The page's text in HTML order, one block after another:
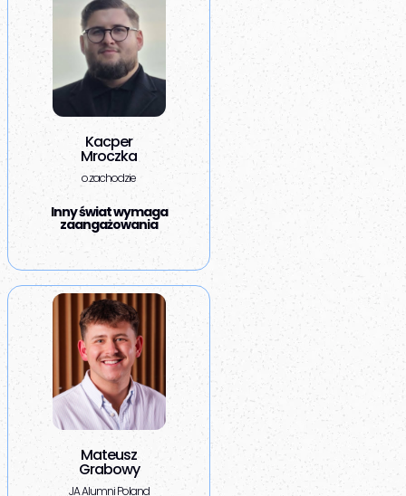
Kacper
Mroczka
o.zachodzie
Inny świat wymaga
zaangażowania
Mateusz
Grabowy
JA Alumni Poland